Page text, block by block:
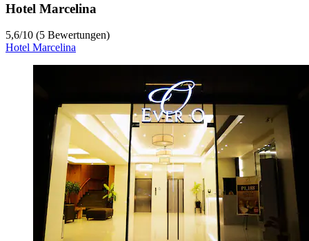
Hotel Marcelina
5,6/10 (5 Bewertungen)
Hotel Marcelina